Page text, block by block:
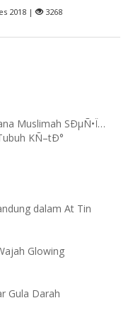
2018 | 3268
Muslimah SÐµÑ•Ï…
KÑ–tÐ°
dalam At Tin
Glowing
Gula Darah